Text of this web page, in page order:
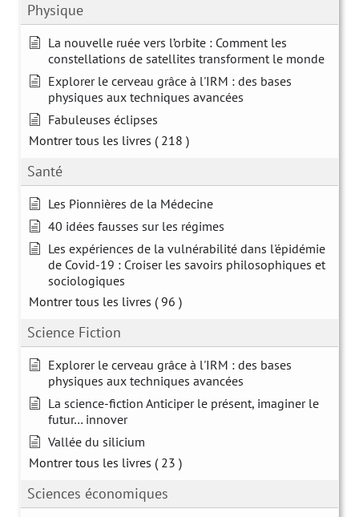
Physique
La nouvelle ruée vers l’orbite : Comment les
constellations de satellites transforment le monde
Explorer le cerveau grâce à l'IRM : des bases
physiques aux techniques avancées
Fabuleuses éclipses
Montrer tous les livres ( 218 )
Santé
Les Pionnières de la Médecine
40 idées fausses sur les régimes
Les expériences de la vulnérabilité dans l'épidémie
de Covid-19 : Croiser les savoirs philosophiques et
sociologiques
Montrer tous les livres ( 96 )
Science Fiction
Explorer le cerveau grâce à l'IRM : des bases
physiques aux techniques avancées
La science-fiction Anticiper le présent, imaginer le
futur… innover
Vallée du silicium
Montrer tous les livres ( 23 )
Sciences économiques